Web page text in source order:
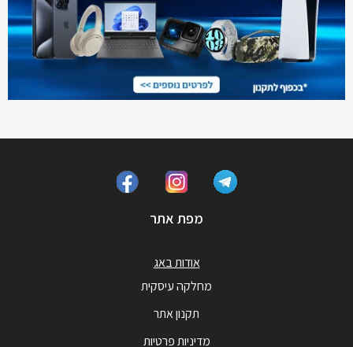
מפת אתר
אודות באג
מחלקה עיסקית
תקנון אתר
מדיניות פרטיות